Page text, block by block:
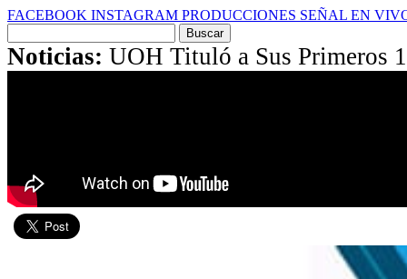
FACEBOOK INSTAGRAM PRODUCCIONES SEÑAL EN
por:
Noticias: UOH Tituló a Sus Primeros